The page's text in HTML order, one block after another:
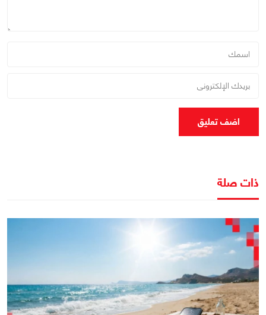
اضف تعليق
ذات صلة